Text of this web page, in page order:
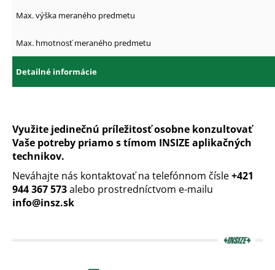
Max. výška meraného predmetu
Max. hmotnosť meraného predmetu
Detailné informácie
Využite jedinečnú príležitosť osobne konzultovať
Vaše potreby priamo s tímom INSIZE aplikačných
technikov.
Neváhajte nás kontaktovať na telefónnom čísle+421
944 367 573alebo prostredníctvom e-mailu
info@insz.sk